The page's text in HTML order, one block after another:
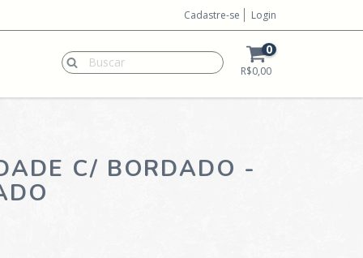
Cadastre-se Login
0
R$0,00
C/ BORDADO -